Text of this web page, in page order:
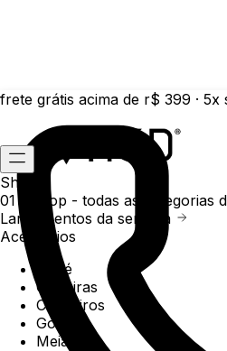
frete grátis acima de r$ 399 · 5x
Shop
01 /
Shop - todas as categorias
Lançamentos da semana
Acessórios
Boné
Carteiras
Chaveiros
Gorros
Meias